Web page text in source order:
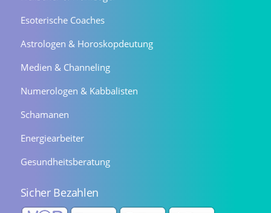
Esoterische Coaches
Astrologen & Horoskopdeutung
Medien & Channeling
Numerologen & Kabbalisten
Schamanen
Energiearbeiter
Gesundheitsberatung
Sicher Bezahlen